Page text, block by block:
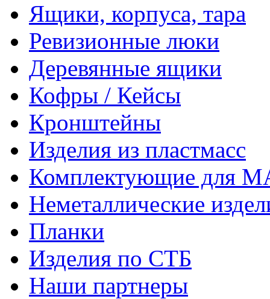
Ящики, корпуса, тара
Ревизионные люки
Деревянные ящики
Кофры / Кейсы
Кронштейны
Изделия из пластмасс
Комплектующие для
Неметаллические
Планки
Изделия по СТБ
Наши партнеры